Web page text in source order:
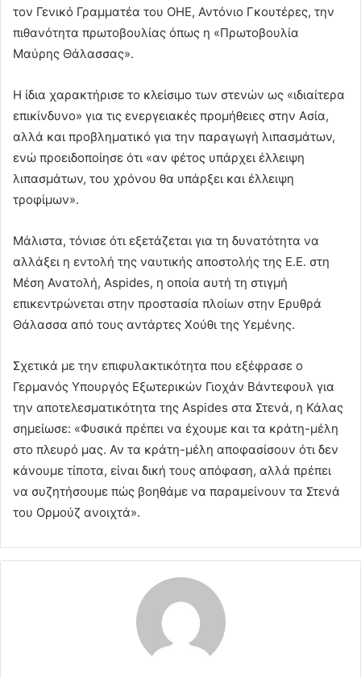
τον Γενικό Γραμματέα του ΟΗΕ, Αντόνιο Γκουτέρες, την
πιθανότητα πρωτοβουλίας όπως η «Πρωτοβουλία
Μαύρης Θάλασσας».
Η ίδια χαρακτήρισε το κλείσιμο των στενών ως «ιδιαίτερα
επικίνδυνο» για τις ενεργειακές προμήθειες στην Ασία,
αλλά και προβληματικό για την παραγωγή λιπασμάτων,
ενώ προειδοποίησε ότι «αν φέτος υπάρχει έλλειψη
λιπασμάτων, του χρόνου θα υπάρξει και έλλειψη
τροφίμων».
Μάλιστα, τόνισε ότι εξετάζεται για τη δυνατότητα να
αλλάξει η εντολή της ναυτικής αποστολής της Ε.Ε. στη
Μέση Ανατολή, Aspides, η οποία αυτή τη στιγμή
επικεντρώνεται στην προστασία πλοίων στην Ερυθρά
Θάλασσα από τους αντάρτες Χούθι της Υεμένης.
Σχετικά με την επιφυλακτικότητα που εξέφρασε ο
Γερμανός Υπουργός Εξωτερικών Γιοχάν Βάντεφουλ για
την αποτελεσματικότητα της Aspides στα Στενά, η Κάλας
σημείωσε: «Φυσικά πρέπει να έχουμε και τα κράτη-μέλη
στο πλευρό μας. Αν τα κράτη-μέλη αποφασίσουν ότι δεν
κάνουμε τίποτα, είναι δική τους απόφαση, αλλά πρέπει
να συζητήσουμε πώς βοηθάμε να παραμείνουν τα Στενά
του Ορμούζ ανοιχτά».